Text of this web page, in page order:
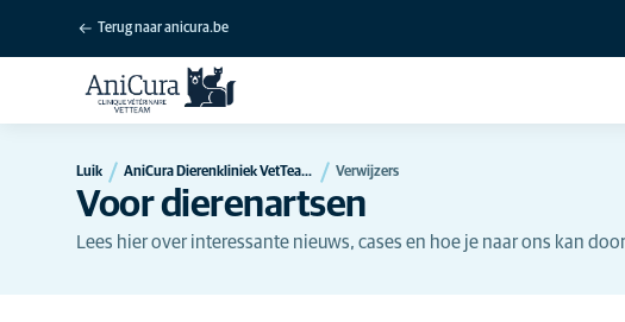
Terug naar anicura.be
Luik AniCura Dierenkliniek VetTeam in Luik Verwijzers
Voor dierenartsen
Lees hier over interessante nieuws, cases en hoe je naar ons kan